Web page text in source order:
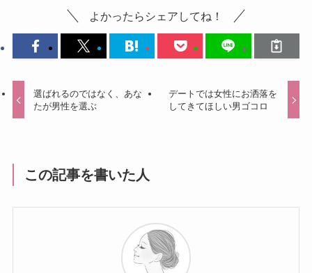
よかったらシェアしてね！
選ばれるのではなく、あな
たが男性を選ぶ
デートでは女性にお洒落を
してきてほしい男ゴコロ
この記事を書いた人